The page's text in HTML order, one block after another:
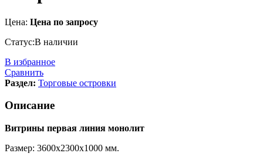
Цена: Цена по запросу
Статус:В наличии
В избранное
Сравнить
Раздел: Торговые островки
Описание
Витрины первая линия монолит
Размер: 3600х2300х1000 мм.